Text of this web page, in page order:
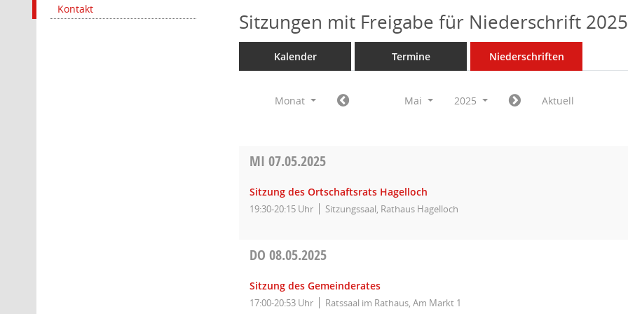
Kontakt Sitzungen mit Freigabe für Niederschrift 2025
Kalender Termine Niederschriften
Monat Mai 2025 Aktuell
MI07.05.2025
Sitzung des Ortschaftsrats Hagelloch
19:30-20:15 Uhr Sitzungssaal, Rathaus Hagelloch
DO08.05.2025
Sitzung des Gemeinderates
17:00-20:53 Uhr Ratssaal im Rathaus, Am Markt 1